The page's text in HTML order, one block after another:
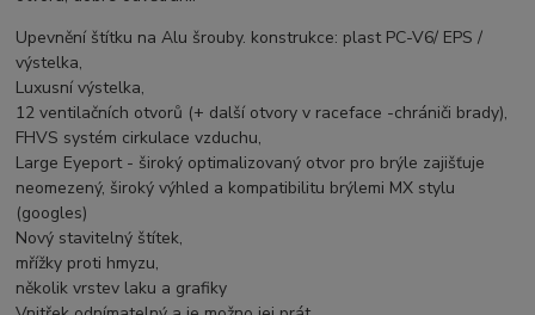
Upevnění štítku na Alu šrouby. konstrukce: plast PC-V6/ EPS /
výstelka,
Luxusní výstelka,
12 ventilačních otvorů (+ další otvory v raceface -chrániči brady),
FHVS systém cirkulace vzduchu,
Large Eyeport - široký optimalizovaný otvor pro brýle zajišťuje
neomezený, široký výhled a kompatibilitu brýlemi MX stylu
(googles)
Nový stavitelný štítek,
mřížky proti hmyzu,
několik vrstev laku a grafiky